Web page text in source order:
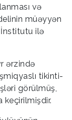
və
müəyyən
ilə
ərzində
tikinti-
görülmüş,
keçirilmişdir.